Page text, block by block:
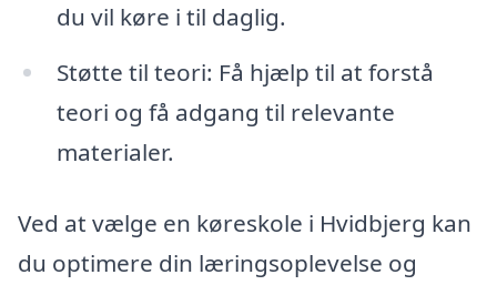
du vil køre i til daglig.
Støtte til teori: Få hjælp til at forstå
teori og få adgang til relevante
materialer.
Ved at vælge en køreskole i Hvidbjerg kan
du optimere din læringsoplevelse og